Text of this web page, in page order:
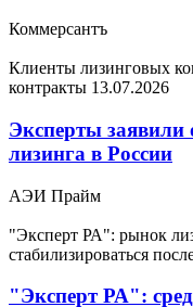
Коммерсантъ
Клиенты лизинговых
контракты 13.07.2026
Эксперты заявили
лизинга в России
АЭИ Прайм
"Эксперт РА": рынок
стабилизироваться
"Эксперт РА":